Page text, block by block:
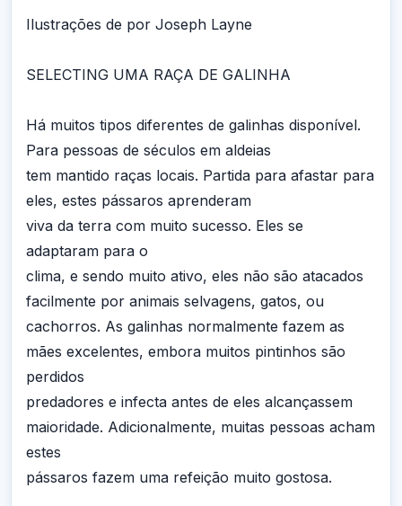
Ilustrações de por Joseph Layne
SELECTING UMA RAÇA DE GALINHA
Há muitos tipos diferentes de galinhas disponível.
Para pessoas de séculos em aldeias
tem mantido raças locais. Partida para afastar para
eles, estes pássaros aprenderam
viva da terra com muito sucesso. Eles se
adaptaram para o
clima, e sendo muito ativo, eles não são atacados
facilmente por animais selvagens, gatos, ou
cachorros. As galinhas normalmente fazem as
mães excelentes, embora muitos pintinhos são
perdidos
predadores e infecta antes de eles alcançassem
maioridade. Adicionalmente, muitas pessoas acham
estes
pássaros fazem uma refeição muito gostosa.